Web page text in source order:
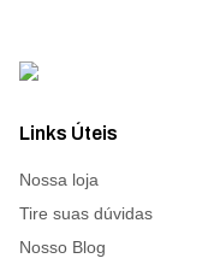
Links Úteis
Nossa loja
Tire suas dúvidas
Nosso Blog